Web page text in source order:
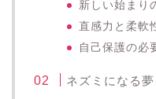
新しい始まり
直感力と柔軟
自己保護の必
ネズミになる